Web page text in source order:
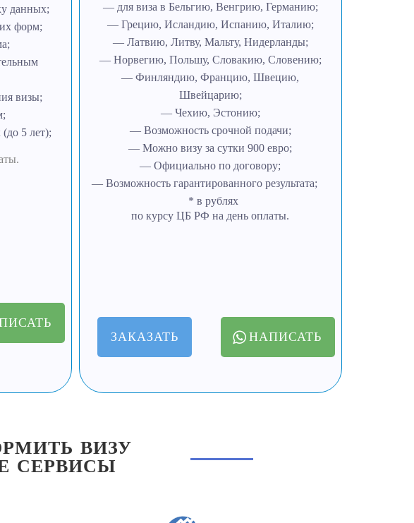
данных;
форм;
визы;
5 лет);
— для виза в Бельгию, Венгрию, Германию;
— Грецию, Исландию, Испанию, Италию;
— Латвию, Литву, Мальту, Нидерланды;
— Норвегию, Польшу, Словакию, Словению;
— Финляндию, Францию, Швецию,
Швейцарию;
— Чехию, Эстонию;
— Возможность срочной подачи;
— Можно визу за сутки 900 евро;
— Официально по договору;
— Возможность гарантированного результата;
* в рублях
по курсу ЦБ РФ на день оплаты.
ЗАКАЗАТЬ НАПИСАТЬ
ВИЗУ
СЕРВИСЫ